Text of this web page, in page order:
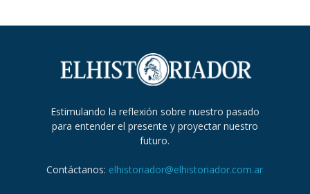
Estimulando la reflexión sobre nuestro pasado
para entender el presente y proyectar nuestro
futuro.
Contáctanos: elhistoriador@elhistoriador.com.ar